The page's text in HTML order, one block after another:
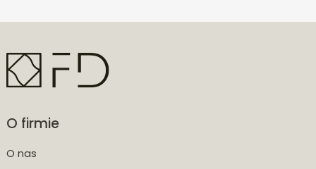
O firmie
O nas